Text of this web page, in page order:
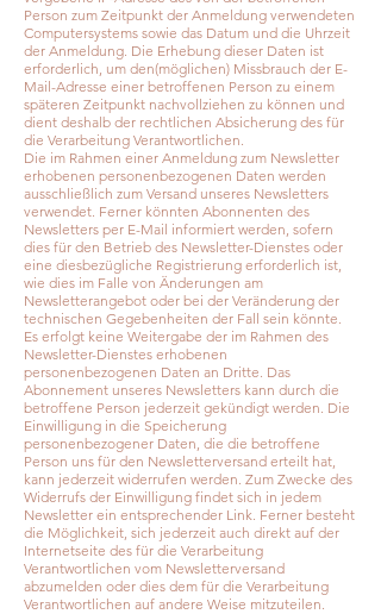
Person zum Zeitpunkt der Anmeldung verwendeten
Computersystems sowie das Datum und die Uhrzeit
der Anmeldung. Die Erhebung dieser Daten ist
erforderlich, um den(möglichen) Missbrauch der E-
Mail-Adresse einer betroffenen Person zu einem
späteren Zeitpunkt nachvollziehen zu können und
dient deshalb der rechtlichen Absicherung des für
die Verarbeitung Verantwortlichen.
Die im Rahmen einer Anmeldung zum Newsletter
erhobenen personenbezogenen Daten werden
ausschließlich zum Versand unseres Newsletters
verwendet. Ferner könnten Abonnenten des
Newsletters per E-Mail informiert werden, sofern
dies für den Betrieb des Newsletter-Dienstes oder
eine diesbezügliche Registrierung erforderlich ist,
wie dies im Falle von Änderungen am
Newsletterangebot oder bei der Veränderung der
technischen Gegebenheiten der Fall sein könnte.
Es erfolgt keine Weitergabe der im Rahmen des
Newsletter-Dienstes erhobenen
personenbezogenen Daten an Dritte. Das
Abonnement unseres Newsletters kann durch die
betroffene Person jederzeit gekündigt werden. Die
Einwilligung in die Speicherung
personenbezogener Daten, die die betroffene
Person uns für den Newsletterversand erteilt hat,
kann jederzeit widerrufen werden. Zum Zwecke des
Widerrufs der Einwilligung findet sich in jedem
Newsletter ein entsprechender Link. Ferner besteht
die Möglichkeit, sich jederzeit auch direkt auf der
Internetseite des für die Verarbeitung
Verantwortlichen vom Newsletterversand
abzumelden oder dies dem für die Verarbeitung
Verantwortlichen auf andere Weise mitzuteilen.